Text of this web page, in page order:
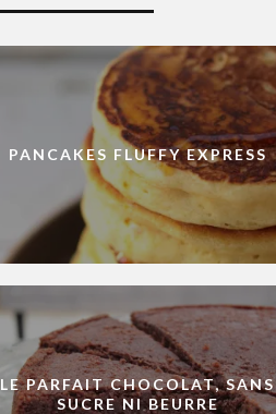
PANCAKES FLUFFY EXPRESS
LE PARFAIT CHOCOLAT, SANS
SUCRE NI BEURRE